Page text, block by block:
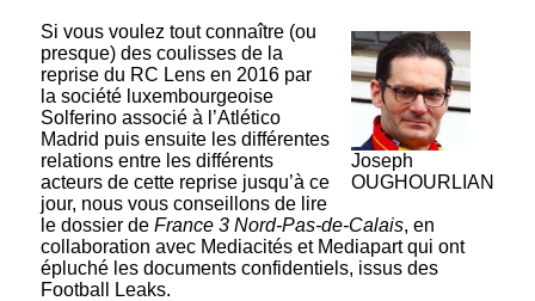
Joseph
OUGHOURLIAN
Si vous voulez tout connaître (ou
presque) des coulisses de la
reprise du RC Lens en 2016 par
la société luxembourgeoise
Solferino associé à l’Atlético
Madrid puis ensuite les différentes
relations entre les différents
acteurs de cette reprise jusqu’à ce
jour, nous vous conseillons de lire
le dossier de France 3 Nord-Pas-de-Calais, en
collaboration avec Mediacités et Mediapart qui ont
épluché les documents confidentiels, issus des
Football Leaks.